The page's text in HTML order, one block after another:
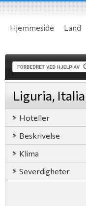
Hjemmeside Land
Liguria, Italia
Hoteller
Beskrivelse
Klima
Severdigheter